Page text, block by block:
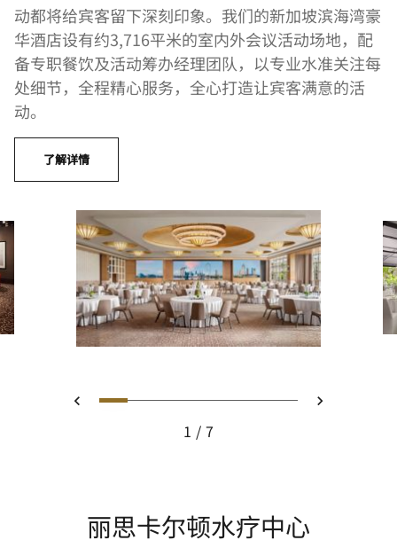
动都将给宾客留下深刻印象。我们的新加坡滨海湾豪
华酒店设有约3,716平米的室内外会议活动场地，配
备专职餐饮及活动筹办经理团队，以专业水准关注每
处细节，全程精心服务，全心打造让宾客满意的活
动。
了解详情
上一页
幻灯片 1 - The Grand
幻灯片 2 - Weddings at
幻灯片 3 - Corporate
幻灯片 4 - The
幻灯片 5 - The
幻灯片 6 -
幻灯片 7 -
下一页
1
7
丽思卡尔顿水疗中心